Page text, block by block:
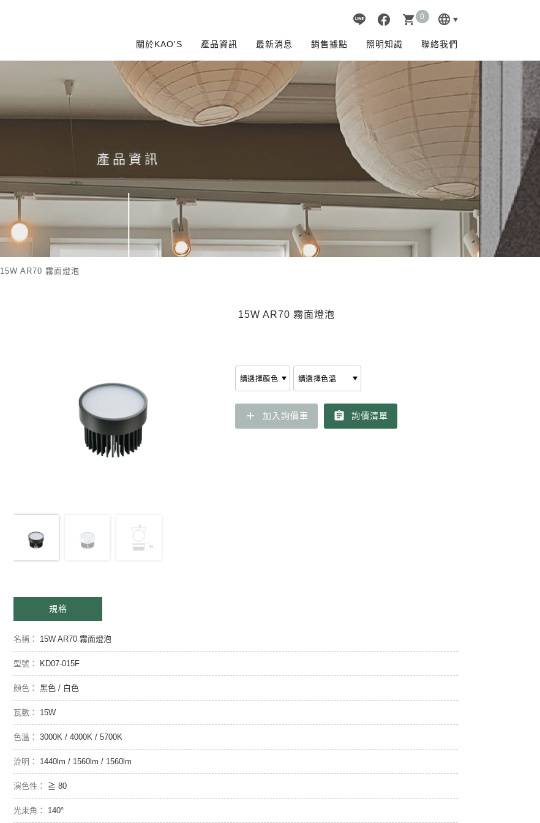
關於KAO'S 產品資訊 最新消息 銷售據點 照明知識 聯絡我們
language
shopping_cart 0
產品資訊
15W AR70 霧面燈泡
15W AR70 霧面燈泡
add 加入詢價車 assignment 詢價清單
規格
15W AR70 霧面燈泡
KD07-015F
黑色 / 白色
15W
3000K / 4000K / 5700K
1440lm / 1560lm / 1560lm
≧ 80
140°